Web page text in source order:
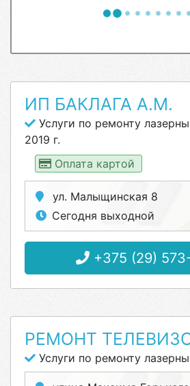
ИП БАКЛАГА А.М.
Услуги по ремонту
2019 г.
Оплата картой
ул. Малыщинская 8
Сегодня выходной
+375 (29)
РЕМОНТ
Услуги по ремонту